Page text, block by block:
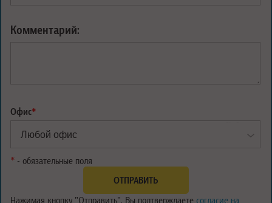
Комментарий:
Офис*
* - обязательные поля
Нажимая кнопку "Отправить", Вы подтверждаете согласие на